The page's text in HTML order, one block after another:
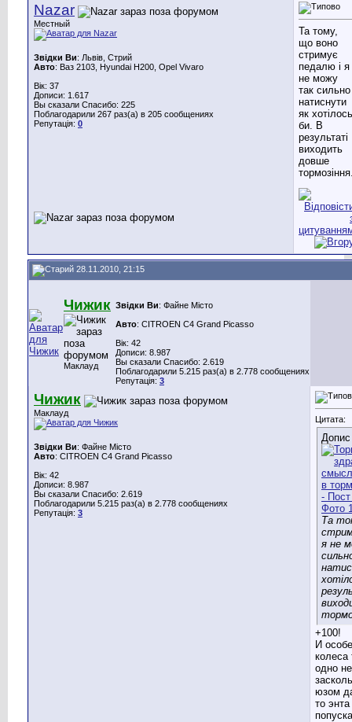
Nazar
Местный
Звідки Ви: Львів, Стрий
Авто: Ваз 2103, Hyundai H200, Opel Vivaro
Вік: 37
Дописи: 1.617
Вы сказали Спасибо: 225
Поблагодарили 267 раз(а) в 205 сообщениях
Репутація: 0
Та тому,
що воно
стримує
педалю і я
не можу
так сильно
натиснути
як хотілось
би. В
результаті
виходить
довше
28.11.2010, 21:15
Чижик
Маклауд
Звідки Ви: Файне Місто
Авто: CITROEN C4 Grand Picasso
Вік: 42
Дописи: 8.987
Вы сказали Спасибо: 2.619
Поблагодарили 5.215 раз(а) в 2.778 сообщениях
Репутація: 3
Чижик
Маклауд
Звідки Ви: Файне Місто
Авто: CITROEN C4 Grand Picasso
Вік: 42
Дописи: 8.987
Вы сказали Спасибо: 2.619
Поблагодарили 5.215 раз(а) в 2.778 сообщениях
Репутація: 3
Цитата:
Та
я не
+100!
И
колеса
одно
юзом
то